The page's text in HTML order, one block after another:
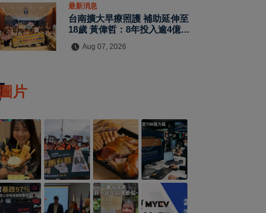
最新消息
台南擴大早療照護 補助延伸至
18歲 黃偉哲：8年投入逾4億元
Aug 07, 2026
圖片